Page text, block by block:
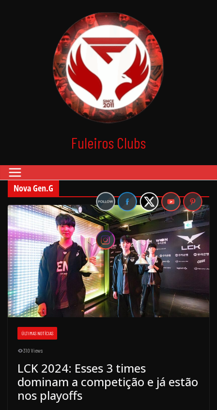
Fuleiros Clubs
Nova Gen.G
ÚLTIMAS NOTÍCIAS
310 Views
LCK 2024: Esses 3 times
dominam a competição e já estão
nos playoffs